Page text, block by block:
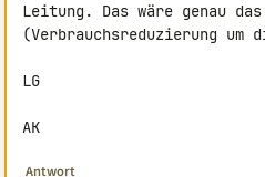
Leitung. Das wäre genau
(Verbrauchsreduzierung um
LG
AK
Antwort